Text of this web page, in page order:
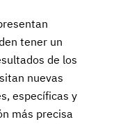
tener un
de los
nuevas
específicas y
más precisa